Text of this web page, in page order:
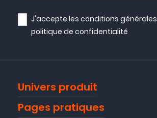
J'accepte lesconditions générales
politique de confidentialité
Univers produit
Pages pratiques